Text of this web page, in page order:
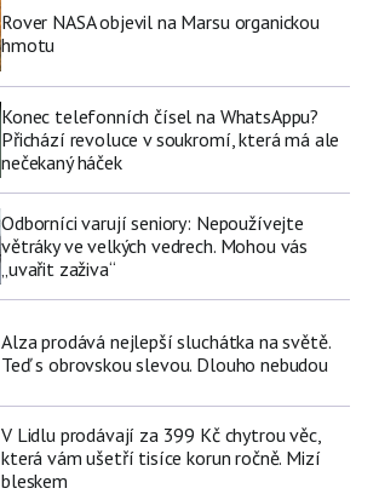
Rover NASA objevil na Marsu organickou
hmotu
Konec telefonních čísel na WhatsAppu?
Přichází revoluce v soukromí, která má ale
nečekaný háček
Odborníci varují seniory: Nepoužívejte
větráky ve velkých vedrech. Mohou vás
„uvařit zaživa“
Alza prodává nejlepší sluchátka na světě.
Teď s obrovskou slevou. Dlouho nebudou
V Lidlu prodávají za 399 Kč chytrou věc,
která vám ušetří tisíce korun ročně. Mizí
bleskem